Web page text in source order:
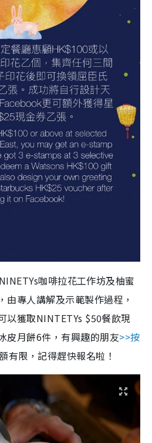
咖啡拉花工作坊及柚蜜
由專人講解及示範製作過程，
以獲取NINTETYs $50餐飲現
皮月餅6件，有興趣的朋友>>按
有限，記得趕快報名啦！